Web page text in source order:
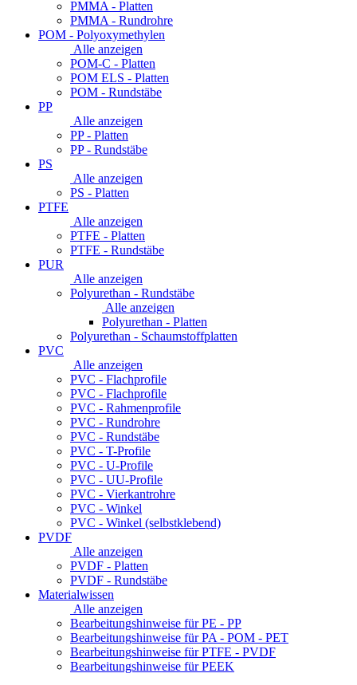
PMMA - Platten
PMMA - Rundrohre
POM - Polyoxymethylen
Alle anzeigen
POM-C - Platten
POM ELS - Platten
POM - Rundstäbe
PP
Alle anzeigen
PP - Platten
PP - Rundstäbe
PS
Alle anzeigen
PS - Platten
PTFE
Alle anzeigen
PTFE - Platten
PTFE - Rundstäbe
PUR
Alle anzeigen
Polyurethan - Rundstäbe
Alle anzeigen
Polyurethan - Platten
Polyurethan - Schaumstoffplatten
PVC
Alle anzeigen
PVC - Flachprofile
PVC - Flachprofile
PVC - Rahmenprofile
PVC - Rundrohre
PVC - Rundstäbe
PVC - T-Profile
PVC - U-Profile
PVC - UU-Profile
PVC - Vierkantrohre
PVC - Winkel
PVC - Winkel (selbstklebend)
PVDF
Alle anzeigen
PVDF - Platten
PVDF - Rundstäbe
Materialwissen
Alle anzeigen
Bearbeitungshinweise für PE - PP
Bearbeitungshinweise für PA - POM - PET
Bearbeitungshinweise für PTFE - PVDF
Bearbeitungshinweise für PEEK